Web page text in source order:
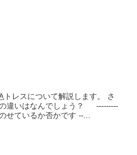
レスについて解説します。 さ
違いはなんでしょう？ ---------
せているか否かです --...